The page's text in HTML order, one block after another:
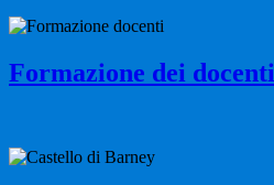
Formazione dei docenti